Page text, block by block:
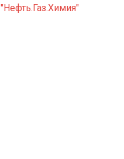
"Нефть.Газ.Химия"